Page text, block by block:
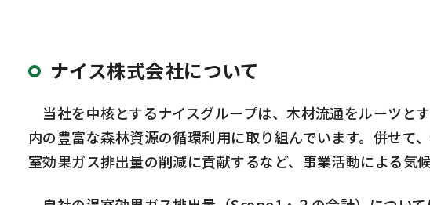
ナイス株式会社について
当社を中核とするナイスグループは、木材流通をルーツと
内の豊富な森林資源の循環利用に取り組んでいます。併せ
室効果ガス排出量の削減に貢献するなど、事業活動による気